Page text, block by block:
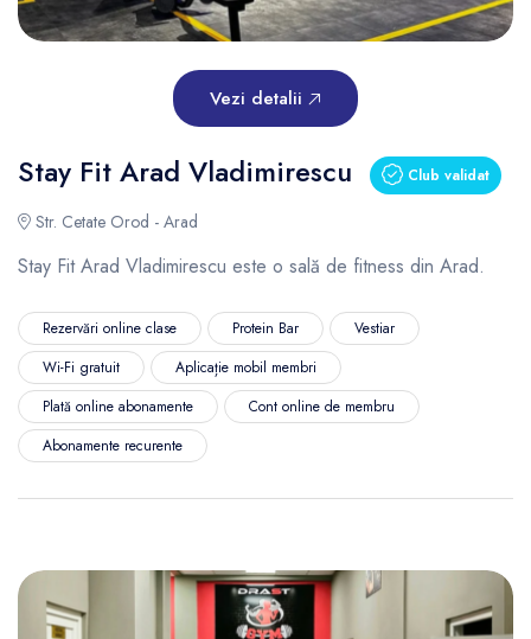
Vezi detalii
Stay Fit Arad Vladimirescu Club validat
Str. Cetate Orod - Arad
Stay Fit Arad Vladimirescu este o sală de fitness din Arad.
Rezervări online clase Protein Bar
Vestiar
Wi-Fi gratuit
Aplicație mobil membri
Plată online abonamente
Cont online de membru
Abonamente recurente